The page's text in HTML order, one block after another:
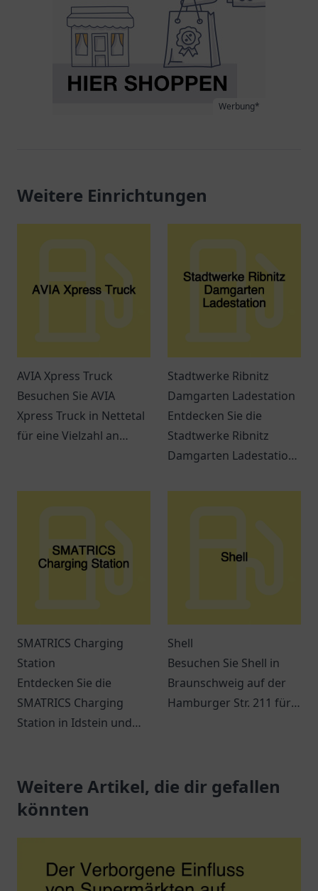
Werbung*
Weitere Einrichtungen
AVIA Xpress Truck
Besuchen Sie AVIA
Xpress Truck in Nettetal
für eine Vielzahl an
Ambiente. Ideal für
Stadtwerke Ribnitz
Damgarten Ladestation
Entdecken Sie die
Stadtwerke Ribnitz
Damgarten Ladestation
benutzerfreundliche
Ribnitz-Damgarten.
SMATRICS Charging
Station
Entdecken Sie die
SMATRICS Charging
Station in Idstein und
Elektrofahrzeuge.
Shell
Besuchen Sie Shell in
Braunschweig auf der
Hamburger Str. 211 für
während Ihrer Reise.
Weitere Artikel, die dir gefallen
könnten